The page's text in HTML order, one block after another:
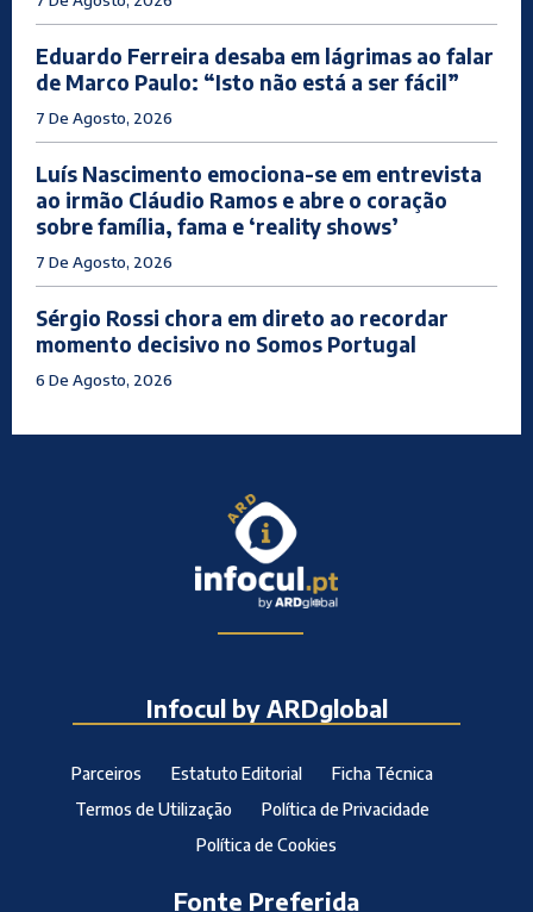
Eduardo Ferreira desaba em lágrimas ao falar
de Marco Paulo: “Isto não está a ser fácil”
7 De Agosto, 2026
Luís Nascimento emociona-se em entrevista
ao irmão Cláudio Ramos e abre o coração
sobre família, fama e ‘reality shows’
7 De Agosto, 2026
Sérgio Rossi chora em direto ao recordar
momento decisivo no Somos Portugal
6 De Agosto, 2026
Infocul by ARDglobal
Parceiros Estatuto Editorial
Ficha Técnica
Termos de Utilização
Política de Privacidade
Política de Cookies
Fonte Preferida